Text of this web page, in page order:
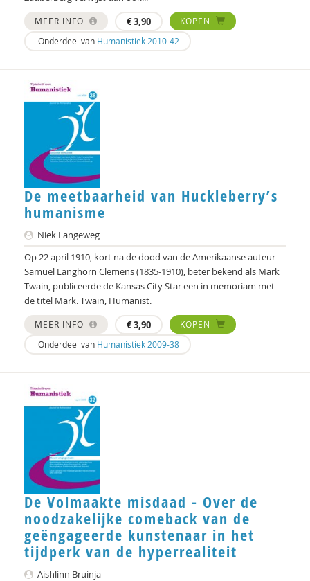
MEER INFO €3,90
KOPEN
Onderdeel van Humanistiek 2010-42
De meetbaarheid van Huckleberry’s
humanisme
Niek Langeweg
Op 22 april 1910, kort na de dood van de Amerikaanse auteur
Samuel Langhorn Clemens (1835-1910), beter bekend als Mark
Twain, publiceerde de Kansas City Star een in memoriam met
de titel Mark. Twain, Humanist.
MEER INFO €3,90
KOPEN
Onderdeel van Humanistiek 2009-38
De Volmaakte misdaad - Over de
noodzakelijke comeback van de
geëngageerde kunstenaar in het
tijdperk van de hyperrealiteit
Aishlinn Bruinja